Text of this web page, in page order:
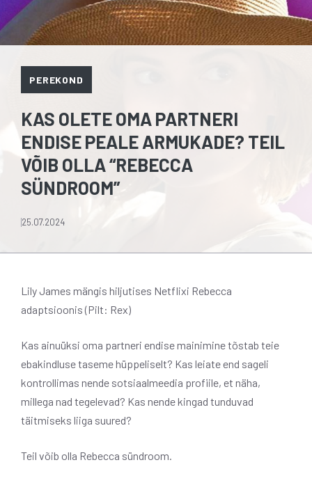
PEREKOND
KAS OLETE OMA PARTNERI
ENDISE PEALE ARMUKADE? TEIL
VÕIB OLLA “REBECCA
SÜNDROOM”
25.07.2024
Lily James mängis hiljutises Netflixi Rebecca
adaptsioonis (Pilt: Rex)
Kas ainuüksi oma partneri endise mainimine tõstab teie
ebakindluse taseme hüppeliselt? Kas leiate end sageli
kontrollimas nende sotsiaalmeedia profiile, et näha,
millega nad tegelevad? Kas nende kingad tunduvad
täitmiseks liiga suured?
Teil võib olla Rebecca sündroom.